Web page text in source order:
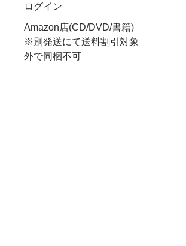
ログイン
Amazon店(CD/DVD/書籍)
※別発送にて送料割引対象
外で同梱不可